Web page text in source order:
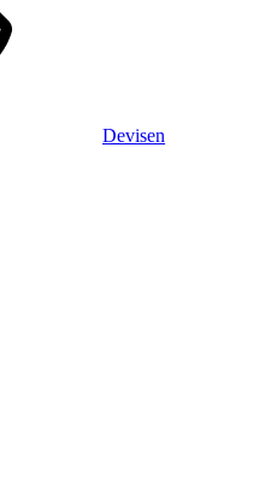
Devisen